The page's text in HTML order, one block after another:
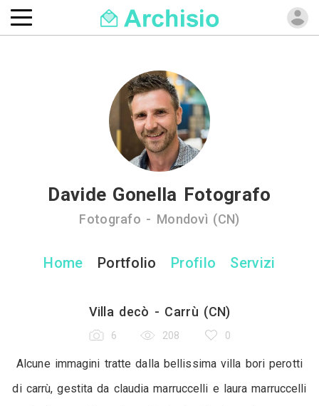
Davide Gonella Fotografo
Fotografo - Mondovì (CN)
Home Portfolio Profilo Servizi
Villa decò - Carrù (CN)
6 208 0
Alcune immagini tratte dalla bellissima villa bori perotti
di carrù, gestita da claudia marruccelli e laura marruccelli